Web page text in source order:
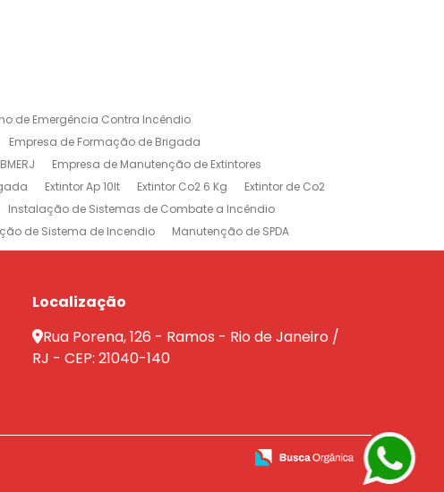
de Emergência Contra Incêndio
Empresa de Formação de Brigada
Empresa de Manutenção de Extintores
Extintor Ap 10lt Extintor Co2 6 Kg
Extintor de Co2
Instalação de Sistemas de Combate a Incêndio
de Sistema de Incendio
Manutenção de SPDA
Projeto de Sistema de Combate a Incendio
Empresa de Extintores no Rio de Janeiro
de Incêndio Rio de Janeiro
Localização
Rua Porena, 126 - Ramos - Rio de Janeiro /
RJ - CEP: 21040-140